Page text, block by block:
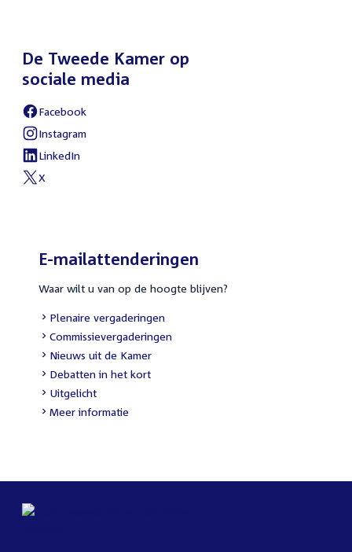
De Tweede Kamer op
sociale media
Facebook
Instagram
LinkedIn
X
E-mailattenderingen
Waar wilt u van op de hoogte blijven?
Plenaire vergaderingen
Commissievergaderingen
Nieuws uit de Kamer
Debatten in het kort
Uitgelicht
Meer informatie